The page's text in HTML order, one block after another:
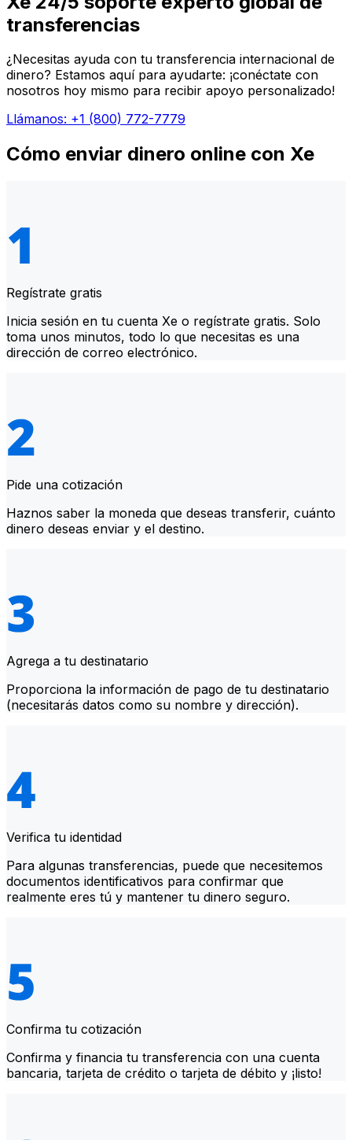
transferencias
¿Necesitas ayuda con tu transferencia internacional de
dinero? Estamos aquí para ayudarte: ¡conéctate con
nosotros hoy mismo para recibir apoyo personalizado!
Llámanos: +1 (800) 772-7779
Cómo enviar dinero online con Xe
Regístrate gratis
Inicia sesión en tu cuenta Xe o regístrate gratis. Solo
toma unos minutos, todo lo que necesitas es una
dirección de correo electrónico.
Pide una cotización
Haznos saber la moneda que deseas transferir, cuánto
dinero deseas enviar y el destino.
Agrega a tu destinatario
Proporciona la información de pago de tu destinatario
(necesitarás datos como su nombre y dirección).
Verifica tu identidad
Para algunas transferencias, puede que necesitemos
documentos identificativos para confirmar que
realmente eres tú y mantener tu dinero seguro.
Confirma tu cotización
Confirma y financia tu transferencia con una cuenta
bancaria, tarjeta de crédito o tarjeta de débito y ¡listo!